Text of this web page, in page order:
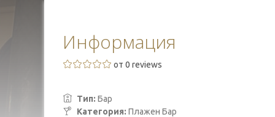
Информация
от 0 reviews
Тип: Бар
Категория: Плажен Бар